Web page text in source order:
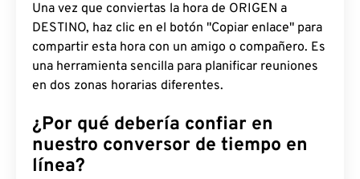
Una vez que conviertas la hora de ORIGEN a
DESTINO, haz clic en el botón "Copiar enlace" para
compartir esta hora con un amigo o compañero. Es
una herramienta sencilla para planificar reuniones
en dos zonas horarias diferentes.
¿Por qué debería confiar en
nuestro conversor de tiempo en
línea?